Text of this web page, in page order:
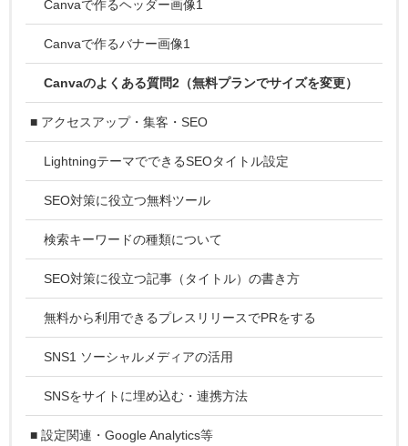
Canvaで作るヘッダー画像1
Canvaで作るバナー画像1
Canvaのよくある質問2（無料プランでサイズを変更）
■ アクセスアップ・集客・SEO
LightningテーマでできるSEOタイトル設定
SEO対策に役立つ無料ツール
検索キーワードの種類について
SEO対策に役立つ記事（タイトル）の書き方
無料から利用できるプレスリリースでPRをする
SNS1 ソーシャルメディアの活用
SNSをサイトに埋め込む・連携方法
■ 設定関連・Google Analytics等